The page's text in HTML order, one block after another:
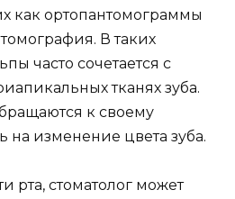
как ортопантомограммы
В таких
часто сочетается с
тканях зуба.
к своему
на изменение цвета зуба.
рта, стоматолог может